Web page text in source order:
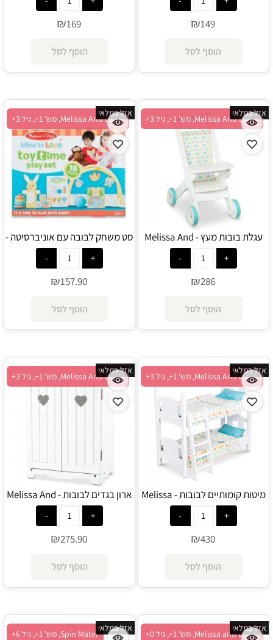
₪149
הוסף לסל
₪169
הוסף לסל
Melissa And Doug, מש' 1+, גיל 3+
אזל במלאי
עגלת בובות מעץ - Melissa And
₪286
הוסף לסל
Melissa And Doug, מש' 1+, גיל 3+
אזל במלאי
סט משחק לבובה עם אוניברסיטה -
Melissa And Doug
₪157.90
הוסף לסל
Melissa And Doug, מש' 1+, גיל 3+
אזל במלאי
מיטות קומותיים לבובות - Melissa
And Doug
₪430
הוסף לסל
Melissa And Doug, מש' 1+, גיל 3+
אזל במלאי
ארון בגדים לבובות - Melissa And
₪275.90
הוסף לסל
Melissa and Doug, מש' 1+, גיל 0+
אזל במלאי
Spin Mater, מש' 1+, גיל 6+
אזל במלאי